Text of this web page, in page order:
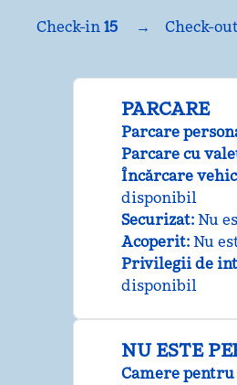
Check-in 15 → Check-out
PARCARE
Parcare
Parcare cu
Încărcare
disponibil
Securizat: Nu
Acoperit: Nu
Privilegii de
disponibil
NU ESTE
Camere